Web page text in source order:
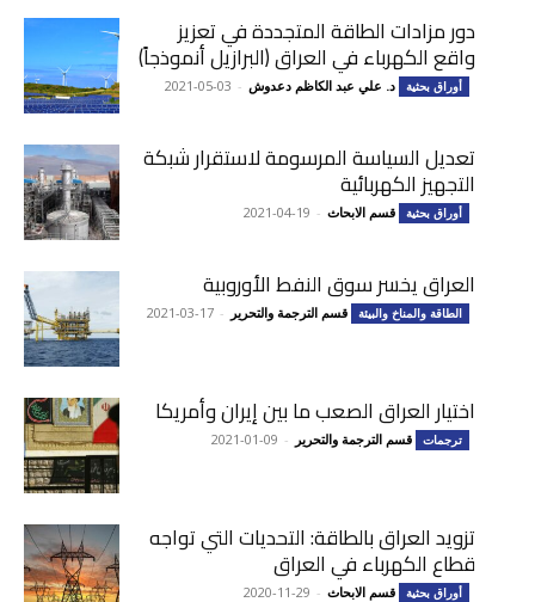
دور مزادات الطاقة المتجددة في تعزيز
واقع الكهرباء في العراق (البرازيل أنموذجاً)
أوراق بحثية د. علي عبد الكاظم دعدوش -
2021-05-03
تعديل السياسة المرسومة لاستقرار شبكة
التجهيز الكهربائية
أوراق بحثية قسم الابحاث -
2021-04-19
العراق يخسر سوق النفط الأوروبية
الطاقة والمناخ والبيئة قسم الترجمة والتحرير -
2021-03-17
اختيار العراق الصعب ما بين إيران وأمريكا
ترجمات قسم الترجمة والتحرير -
2021-01-09
تزويد العراق بالطاقة: التحديات التي تواجه
قطاع الكهرباء في العراق
أوراق بحثية قسم الابحاث -
2020-11-29